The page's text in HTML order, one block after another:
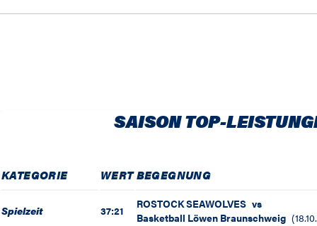
SAISON TOP-
KATEGORIE WERTBEGEGNUNG
Spielzeit 37:21 ROSTOCK SEAWOLVES vs
Basketball Löwen Braunschweig (